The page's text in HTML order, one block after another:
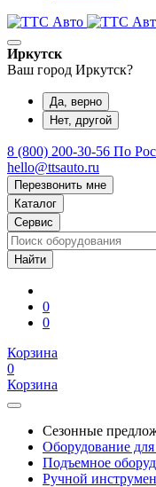
Иркутск
Ваш город Иркутск?
Да, верно
Нет, другой
8 (800) 200-30-56 По
hello@ttsauto.ru
Перезвонить мне
Каталог
Сервис
0
0
Корзина
0
Корзина
Сезонные
Оборудование
Подъемное
Ручной